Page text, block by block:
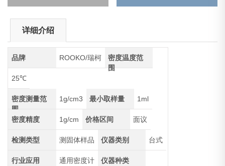
详细介绍
品牌 ROOKO/瑞柯
密度温度范
围
25℃
密度测量范
围
1g/cm3 最小取样量 1ml
密度精度 1g/cm 价格区间 面议
检测类型 测固体样品 仪器类别 台式
行业应用 通用密度计 仪器种类